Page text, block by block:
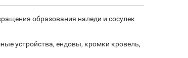
образования наледи и сосулек
устройства, ендовы, кромки кровель,